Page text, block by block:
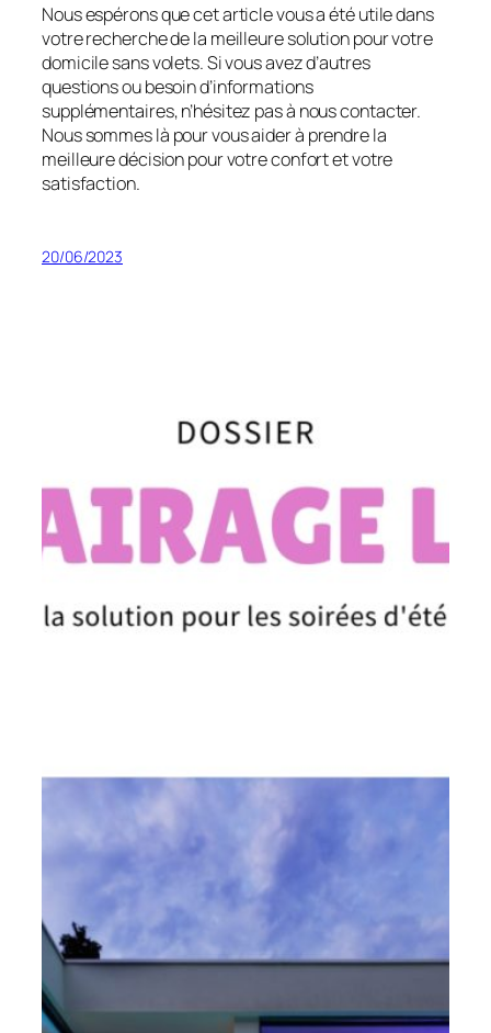
Nous espérons que cet article vous a été utile dans
votre recherche de la meilleure solution pour votre
domicile sans volets. Si vous avez d’autres
questions ou besoin d’informations
supplémentaires, n’hésitez pas à nous contacter.
Nous sommes là pour vous aider à prendre la
meilleure décision pour votre confort et votre
satisfaction.
20/06/2023